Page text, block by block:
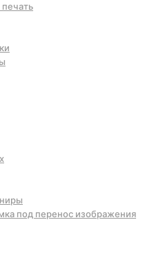
под перенос изображения